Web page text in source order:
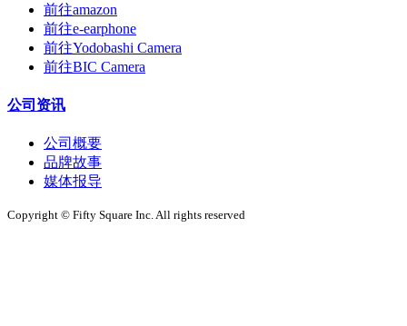
前往amazon
前往e-earphone
前往Yodobashi Camera
前往BIC Camera
公司资讯
公司概要
品牌故事
媒体报导
Copyright © Fifty Square Inc. All rights reserved